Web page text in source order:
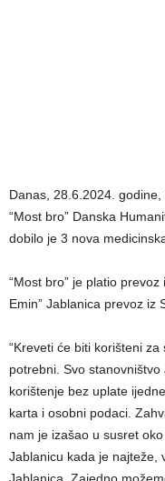
Danas, 28.6.2024.
“Most bro” Danska
dobilo je 3 nova
“Most bro” je platio
Emin” Jablanica prevoz iz
“Kreveti će biti korišteni
potrebni. Svo
korištenje bez uplate
karta i osobni podaci.
nam je izašao u susret
Jablanicu kada je najteže,